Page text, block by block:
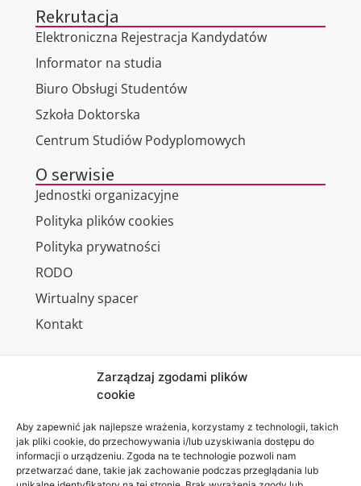
Zarządzaj zgodami plików
cookie
Aby zapewnić jak najlepsze wrażenia, korzystamy z technologii, takich
jak pliki cookie, do przechowywania i/lub uzyskiwania dostępu do
informacji o urządzeniu. Zgoda na te technologie pozwoli nam
przetwarzać dane, takie jak zachowanie podczas przeglądania lub
Rekrutacja
Elektroniczna Rejestracja Kandydatów
Informator na studia
Biuro Obsługi Studentów
Szkoła Doktorska
Centrum Studiów Podyplomowych
O serwisie
Jednostki organizacyjne
Polityka plików cookies
Polityka prywatności
RODO
Wirtualny spacer
Kontakt
Akademia
WSEI
ul.